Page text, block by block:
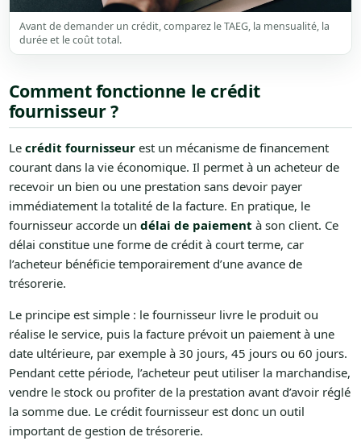
Avant de demander un crédit, comparez le TAEG, la mensualité, la
durée et le coût total.
Comment fonctionne le crédit
fournisseur ?
Le crédit fournisseurest un mécanisme de financement
courant dans la vie économique. Il permet à un acheteur de
recevoir un bien ou une prestation sans devoir payer
immédiatement la totalité de la facture. En pratique, le
fournisseur accorde un délai de paiement à son client. Ce
délai constitue une forme de crédit à court terme, car
l’acheteur bénéficie temporairement d’une avance de
trésorerie.
Le principe est simple : le fournisseur livre le produit ou
réalise le service, puis la facture prévoit un paiement à une
date ultérieure, par exemple à 30 jours, 45 jours ou 60 jours.
Pendant cette période, l’acheteur peut utiliser la marchandise,
vendre le stock ou profiter de la prestation avant d’avoir réglé
la somme due. Le crédit fournisseur est donc un outil
important de gestion de trésorerie.